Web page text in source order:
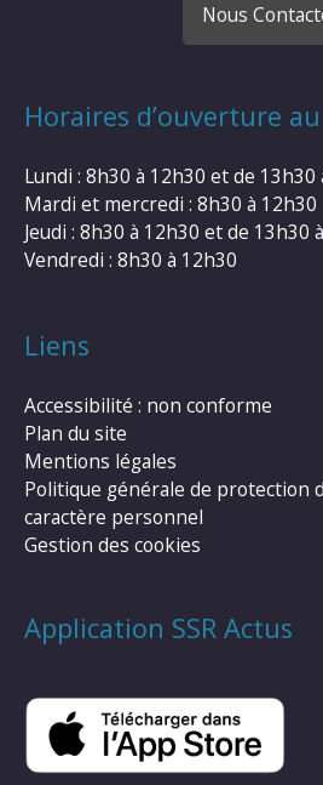
Nous
Horaires d’ouverture
Lundi : 8h30 à 12h30 et de 13h30
Mardi et mercredi : 8h30 à 12h30
Jeudi : 8h30 à 12h30 et de 13h30
Vendredi : 8h30 à 12h30
Liens
Accessibilité : non conforme
Plan du site
Mentions légales
Politique générale de protection
caractère personnel
Gestion des cookies
Application SSR Actus